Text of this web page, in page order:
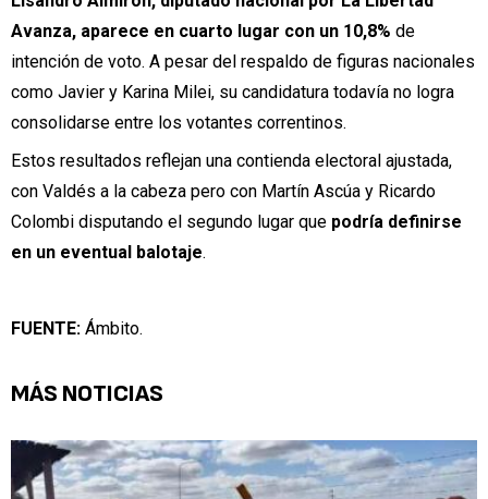
Avanza, aparece en cuarto lugar con un 10,8% de
intención de voto. A pesar del respaldo de figuras nacionales
como Javier y Karina Milei, su candidatura todavía no logra
consolidarse entre los votantes correntinos.
Estos resultados reflejan una contienda electoral ajustada,
con Valdés a la cabeza pero con Martín Ascúa y Ricardo
Colombi disputando el segundo lugar que podría definirse
en un eventual balotaje.
FUENTE: Ámbito.
MÁS NOTICIAS